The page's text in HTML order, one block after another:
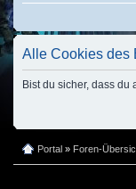
Alle Cookies des
Bist du sicher, dass
Portal » Foren-